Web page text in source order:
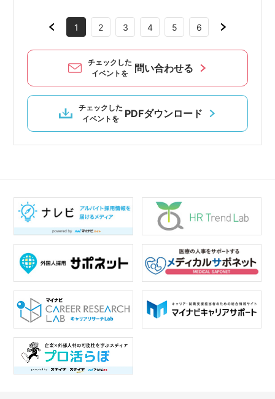
1 2 3 4 5 6
チェックした
イベントを
問い合わせる
チェックした
イベントを
PDFダウンロード